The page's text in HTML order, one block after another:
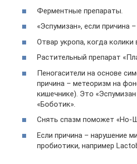
Ферментные препараты.
«Эспумизан», если причина
Отвар укропа, когда колики
Растительный препарат
Пеногасители на основе
причина – метеоризм на
кишечнике). Это
«Боботик».
Снять спазм поможет «Но-
Если причина – нарушение
пробиотики, например